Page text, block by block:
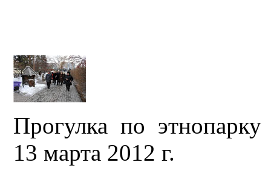
Прогулка по этнопарку
13 марта 2012 г.